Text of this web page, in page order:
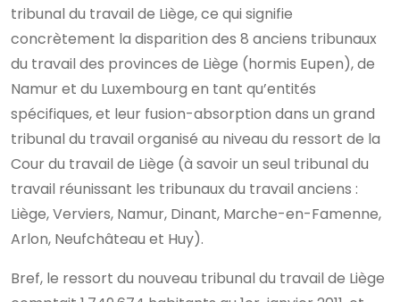
tribunal du travail de Liège, ce qui signifie
concrètement la disparition des 8 anciens tribunaux
du travail des provinces de Liège (hormis Eupen), de
Namur et du Luxembourg en tant qu’entités
spécifiques, et leur fusion-absorption dans un grand
tribunal du travail organisé au niveau du ressort de la
Cour du travail de Liège (à savoir un seul tribunal du
travail réunissant les tribunaux du travail anciens :
Liège, Verviers, Namur, Dinant, Marche-en-Famenne,
Arlon, Neufchâteau et Huy).
Bref, le ressort du nouveau tribunal du travail de Liège